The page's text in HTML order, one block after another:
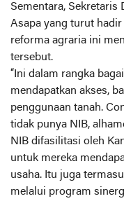
Sementara, Sekretaris
Asapa yang turut
reforma agraria ini
tersebut.
“Ini dalam rangka
mendapatkan akses,
penggunaan tanah.
tidak punya NIB,
NIB difasilitasi oleh
untuk mereka
usaha. Itu juga
melalui program